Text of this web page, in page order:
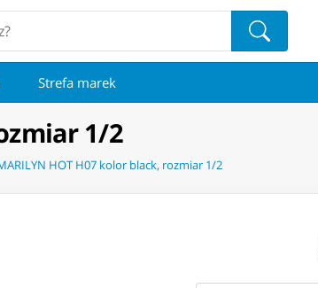
Strefa marek
1/2
MARILYN HOT H07 kolor black, rozmiar 1/2